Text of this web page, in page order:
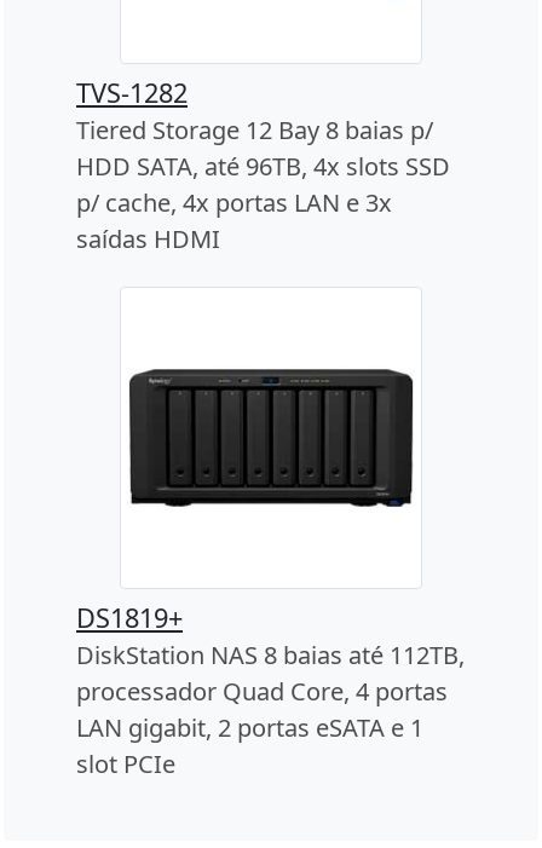
TVS-1282
Tiered Storage 12 Bay 8 baias p/
HDD SATA, até 96TB, 4x slots SSD
p/ cache, 4x portas LAN e 3x
saídas HDMI
DS1819+
DiskStation NAS 8 baias até 112TB,
processador Quad Core, 4 portas
LAN gigabit, 2 portas eSATA e 1
slot PCIe